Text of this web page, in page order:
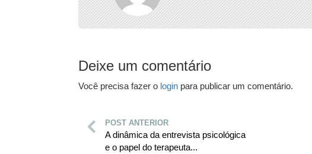
Deixe um comentário
Você precisa fazer o login para publicar um comentário.
POST ANTERIOR
A dinâmica da entrevista psicológica
e o papel do terapeuta...